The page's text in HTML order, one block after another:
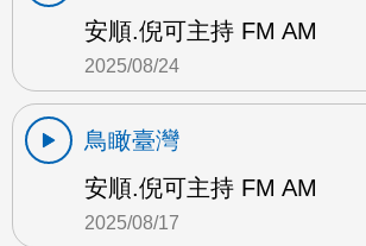
安順.倪可主持 FM AM
2025/08/24
鳥瞰臺灣
安順.倪可主持 FM AM
2025/08/17